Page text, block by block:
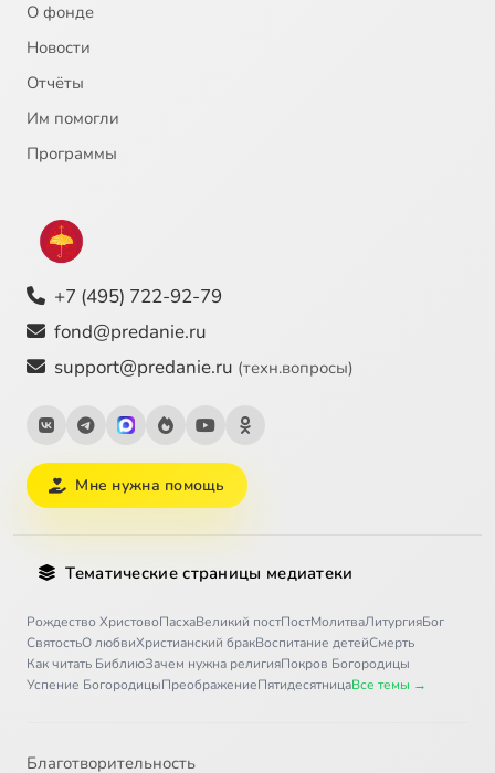
О фонде
Новости
Отчёты
Им помогли
Программы
+7 (495) 722-92-79
fond@predanie.ru
support@predanie.ru (техн.вопросы)
Мне нужна помощь
Тематические страницы медиатеки
Рождество ХристовоПасхаВеликий постПостМолитваЛитургияБог
СвятостьО любвиХристианский бракВоспитание детейСмерть
Как читать БиблиюЗачем нужна религияПокров Богородицы
Успение БогородицыПреображениеПятидесятницаВсе темы →
Благотворительность